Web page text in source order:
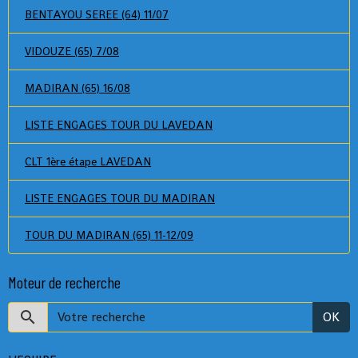
BENTAYOU SEREE (64) 11/07
VIDOUZE (65) 7/08
MADIRAN (65) 16/08
LISTE ENGAGES TOUR DU LAVEDAN
CLT 1ère étape LAVEDAN
LISTE ENGAGES TOUR DU MADIRAN
TOUR DU MADIRAN (65) 11-12/09
Moteur de recherche
OK